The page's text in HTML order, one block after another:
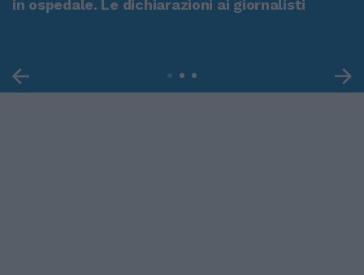
in ospedale. Le dichiarazioni ai giornalisti